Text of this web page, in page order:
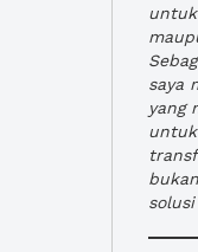
untuk
saya
yang
solusi